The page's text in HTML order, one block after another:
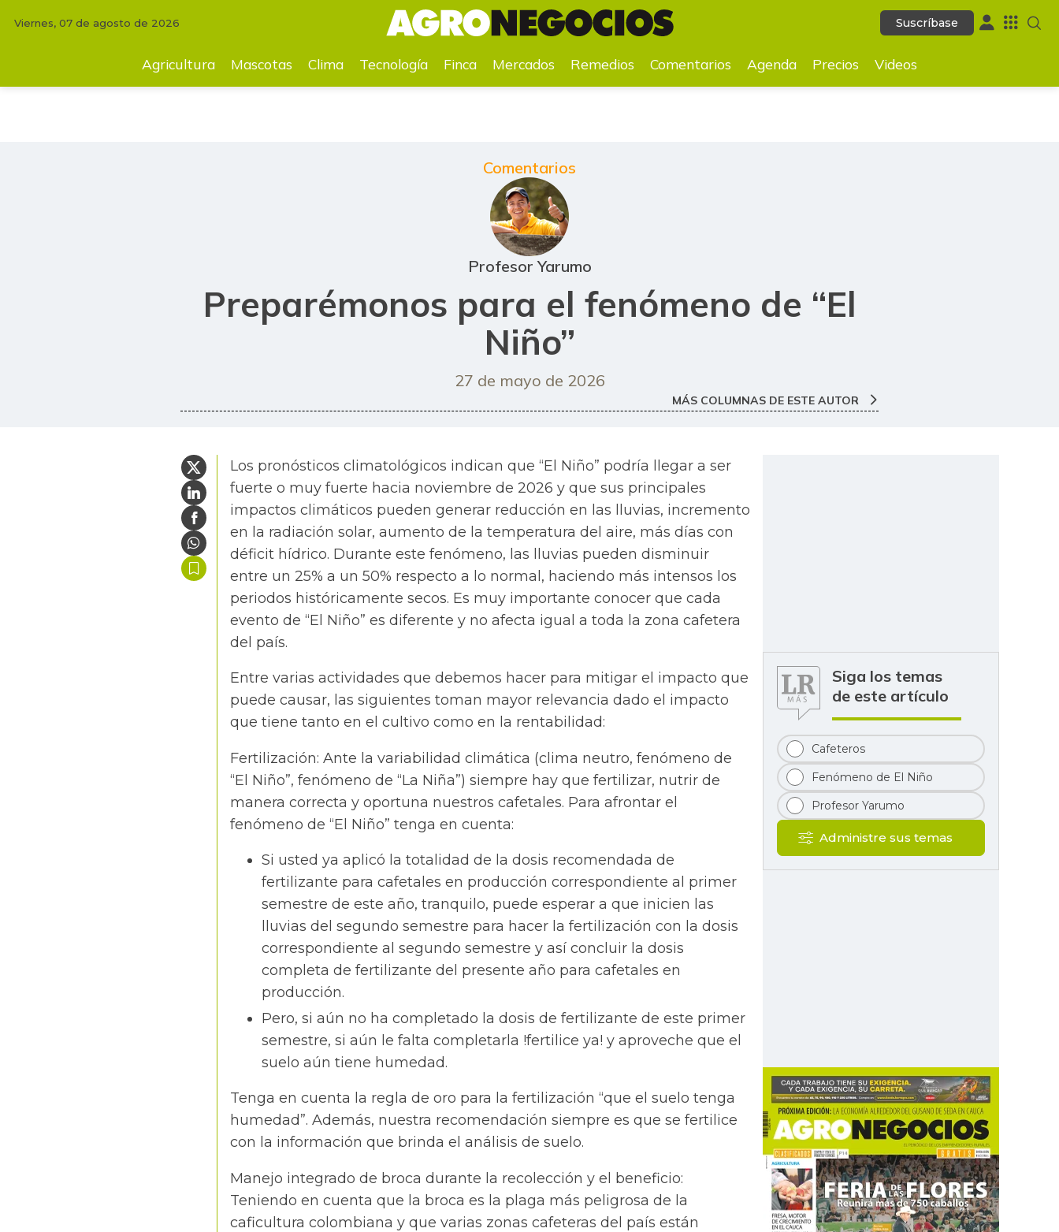
Suscríbase
PROFESOR YARUMO Preparémonos para el fenómeno de “El Niño”
Viernes, 07 de agosto de 2026 Suscríbase
Agricultura Mascotas Clima Tecnología Finca Mercados Remedios Comentarios Agenda Precios Videos
Comentarios
Profesor Yarumo
Preparémonos para el fenómeno de “El
Niño”
27 de mayo de 2026
MÁS COLUMNAS DE ESTE AUTOR
Los pronósticos climatológicos indican que “El Niño” podría llegar a ser
fuerte o muy fuerte hacia noviembre de 2026 y que sus principales
impactos climáticos pueden generar reducción en las lluvias, incremento
en la radiación solar, aumento de la temperatura del aire, más días con
déficit hídrico. Durante este fenómeno, las lluvias pueden disminuir
entre un 25% a un 50% respecto a lo normal, haciendo más intensos los
periodos históricamente secos. Es muy importante conocer que cada
evento de “El Niño” es diferente y no afecta igual a toda la zona cafetera
del país.
Entre varias actividades que debemos hacer para mitigar el impacto que
puede causar, las siguientes toman mayor relevancia dado el impacto
que tiene tanto en el cultivo como en la rentabilidad:
Fertilización: Ante la variabilidad climática (clima neutro, fenómeno de
“El Niño”, fenómeno de “La Niña”) siempre hay que fertilizar, nutrir de
manera correcta y oportuna nuestros cafetales. Para afrontar el
fenómeno de “El Niño” tenga en cuenta:
Si usted ya aplicó la totalidad de la dosis recomendada de
fertilizante para cafetales en producción correspondiente al primer
semestre de este año, tranquilo, puede esperar a que inicien las
lluvias del segundo semestre para hacer la fertilización con la dosis
correspondiente al segundo semestre y así concluir la dosis
completa de fertilizante del presente año para cafetales en
producción.
Pero, si aún no ha completado la dosis de fertilizante de este primer
semestre, si aún le falta completarla !fertilice ya! y aproveche que el
suelo aún tiene humedad.
Tenga en cuenta la regla de oro para la fertilización “que el suelo tenga
humedad”. Además, nuestra recomendación siempre es que se fertilice
con la información que brinda el análisis de suelo.
Manejo integrado de broca durante la recolección y el beneficio:
Teniendo en cuenta que la broca es la plaga más peligrosa de la
caficultura colombiana y que varias zonas cafeteras del país están
Siga los temas
de este artículo
Cafeteros
Fenómeno de El Niño
Profesor Yarumo
Administre sus temas